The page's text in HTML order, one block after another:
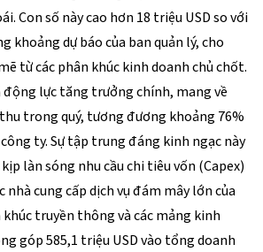
Con số này cao hơn 18 triệu USD so với
khoảng dự báo của ban quản lý, cho
từ các phân khúc kinh doanh chủ chốt.
lực tăng trưởng chính, mang về
trong quý, tương đương khoảng 76%
ty. Sự tập trung đáng kinh ngạc này
làn sóng nhu cầu chi tiêu vốn (Capex)
cung cấp dịch vụ đám mây lớn của
truyền thông và các mảng kinh
góp 585,1 triệu USD vào tổng doanh